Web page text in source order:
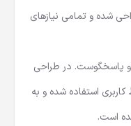
طراحی شده و تمامی نیازهای
و پاسخگوست. در طراحی
استفاده شده و به
است.